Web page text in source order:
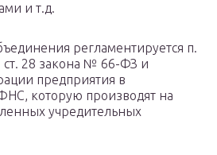
и т.д.
регламентируется п.
ст. 28 закона № 66-ФЗ и
предприятия в
которую производят на
учредительных